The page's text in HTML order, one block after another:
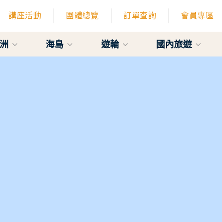
講座活動 團體總覽 訂單查詢 會員專區
海島 遊輪 國內旅遊